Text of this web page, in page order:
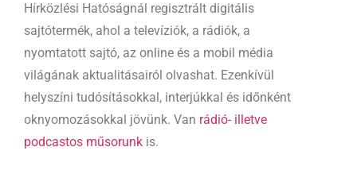
Hírközlési Hatóságnál regisztrált digitális
sajtótermék, ahol a televíziók, a rádiók, a
nyomtatott sajtó, az online és a mobil média
világának aktualitásairól olvashat. Ezenkívül
helyszíni tudósításokkal, interjúkkal és időnként
oknyomozásokkal jövünk. Van rádió- illetve
podcastos műsorunk is.